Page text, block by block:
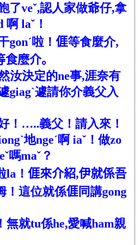
了veˇ,認人家做爺仔,拿
laˇ！
啦！ 𠊎等食麼介,
食麼介。
汝決定的ne事,涯奈有
giagˋ遽請你介義父入
！…..義父！請入來！
ˋ地ngeˊ啊 iaˇ！做zo
ˇ嗎maˇ ？
！ 𠊎來介紹,伊就係吾
！這位就係𠊎同講gong
無就tu係he,愛喊ham親